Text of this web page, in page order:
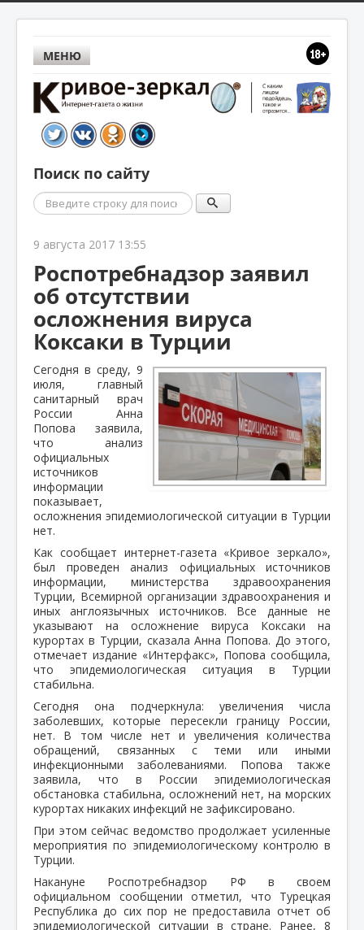
МЕНЮ
Поиск по сайту
Поиск
9 августа 2017 13:55
Роспотребнадзор заявил
об отсутствии
осложнения вируса
Коксаки в Турции
Сегодня в среду, 9
июля, главный
санитарный врач
России Анна
Попова заявила,
что анализ
официальных
источников
информации
показывает,
осложнения эпидемиологической ситуации в Турции
нет.
Как сообщает интернет-газета «Кривое зеркало»,
был проведен анализ официальных источников
информации, министерства здравоохранения
Турции, Всемирной организации здравоохранения и
иных англоязычных источников. Все данные не
указывают на осложнение вируса Коксаки на
курортах в Турции, сказала Анна Попова. До этого,
отмечает издание «Интерфакс», Попова сообщила,
что эпидемиологическая ситуация в Турции
стабильна.
Сегодня она подчеркнула: увеличения числа
заболевших, которые пересекли границу России,
нет. В том числе нет и увеличения количества
обращений, связанных с теми или иными
инфекционными заболеваниями. Попова также
заявила, что в России эпидемиологическая
обстановка стабильна, осложнений нет, на морских
курортах никаких инфекций не зафиксировано.
При этом сейчас ведомство продолжает усиленные
мероприятия по эпидемиологическому контролю в
Турции.
Накануне Роспотребнадзор РФ в своем
официальном сообщении отметил, что Турецкая
Республика до сих пор не предоставила отчет об
эпидемиологической ситуации в стране. Ранее, 8